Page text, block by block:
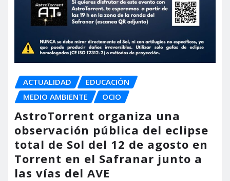
ACTUALIDAD
EDUCACIÓN
MEDIO AMBIENTE
OCIO
AstroTorrent organiza una
observación pública del eclipse
total de Sol del 12 de agosto en
Torrent en el Safranar junto a
las vías del AVE